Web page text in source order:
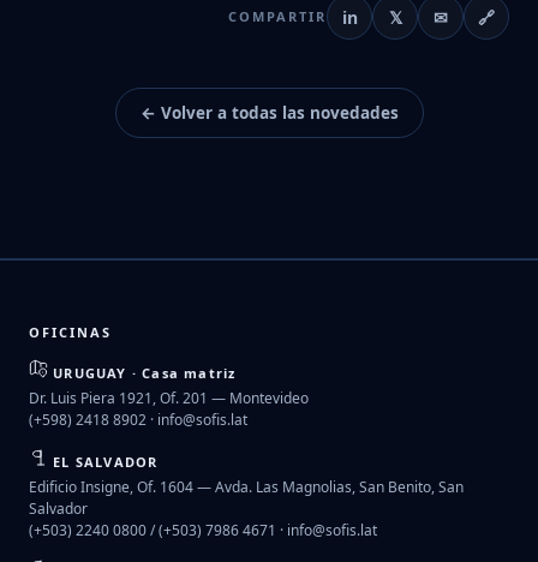
COMPARTIR in 𝕏 ✉ 🔗
← Volver a todas las novedades
OFICINAS
URUGUAY · Casa matriz
Dr. Luis Piera 1921, Of. 201 — Montevideo
(+598) 2418 8902 · info@sofis.lat
EL SALVADOR
Edificio Insigne, Of. 1604 — Avda. Las Magnolias, San Benito, San
Salvador
(+503) 2240 0800 / (+503) 7986 4671 · info@sofis.lat